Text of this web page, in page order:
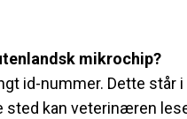
mikrochip?
id-nummer. Dette står
kan veterinæren